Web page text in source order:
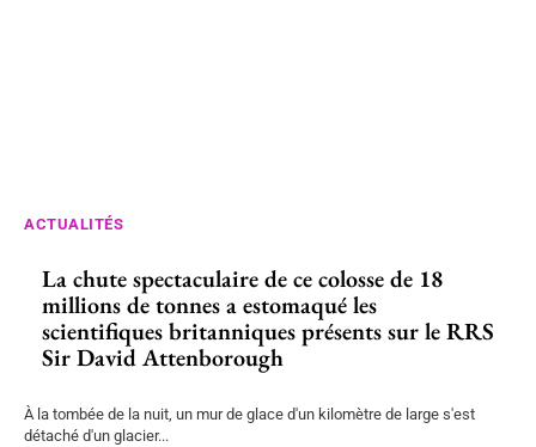
ACTUALITÉS
La chute spectaculaire de ce colosse de 18
millions de tonnes a estomaqué les
scientifiques britanniques présents sur le RRS
Sir David Attenborough
À la tombée de la nuit, un mur de glace d'un kilomètre de large s'est
détaché d'un glacier...